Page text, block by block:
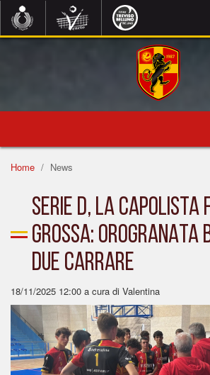
Home
News
SERIE D, LA CAPOLISTA
GROSSA: OROGRANATA
DUE CARRARE
18/11/2025 12:00 a cura di Valentina